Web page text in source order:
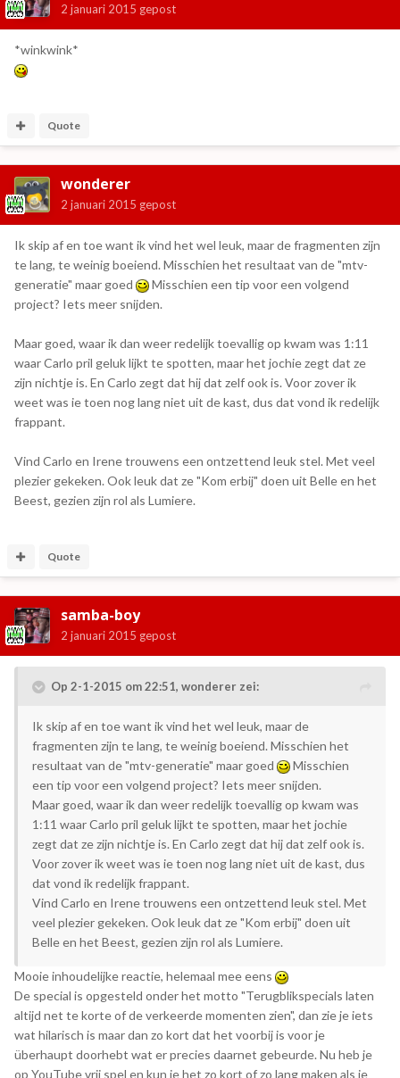
2 januari 2015 gepost
*winkwink*
Quote
wonderer
2 januari 2015 gepost
Ik skip af en toe want ik vind het wel leuk, maar de fragmenten zijn
te lang, te weinig boeiend. Misschien het resultaat van de "mtv-
generatie" maar goed
Misschien een tip voor een volgend
project? Iets meer snijden.
Maar goed, waar ik dan weer redelijk toevallig op kwam was 1:11
waar Carlo pril geluk lijkt te spotten, maar het jochie zegt dat ze
zijn nichtje is. En Carlo zegt dat hij dat zelf ook is. Voor zover ik
weet was ie toen nog lang niet uit de kast, dus dat vond ik redelijk
frappant.
Vind Carlo en Irene trouwens een ontzettend leuk stel. Met veel
plezier gekeken. Ook leuk dat ze "Kom erbij" doen uit Belle en het
Beest, gezien zijn rol als Lumiere.
Quote
samba-boy
2 januari 2015 gepost
Op 2-1-2015 om 22:51, wonderer zei:
Ik skip af en toe want ik vind het wel leuk, maar de
fragmenten zijn te lang, te weinig boeiend. Misschien het
resultaat van de "mtv-generatie" maar goed
Misschien
een tip voor een volgend project? Iets meer snijden.
Maar goed, waar ik dan weer redelijk toevallig op kwam was
1:11 waar Carlo pril geluk lijkt te spotten, maar het jochie
zegt dat ze zijn nichtje is. En Carlo zegt dat hij dat zelf ook is.
Voor zover ik weet was ie toen nog lang niet uit de kast, dus
dat vond ik redelijk frappant.
Vind Carlo en Irene trouwens een ontzettend leuk stel. Met
veel plezier gekeken. Ook leuk dat ze "Kom erbij" doen uit
Belle en het Beest, gezien zijn rol als Lumiere.
Mooie inhoudelijke reactie, helemaal mee eens
De special is opgesteld onder het motto "Terugblikspecials laten
altijd net te korte of de verkeerde momenten zien", dan zie je iets
wat hilarisch is maar dan zo kort dat het voorbij is voor je
überhaupt doorhebt wat er precies daarnet gebeurde. Nu heb je
op YouTube vrij spel en kun je het zo kort of zo lang maken als je